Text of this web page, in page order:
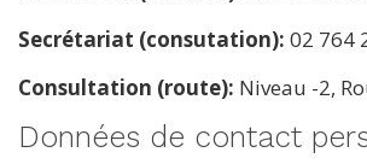
Secrétariat (consutation): 02 764
Consultation (route): Niveau -2,
Données de contact